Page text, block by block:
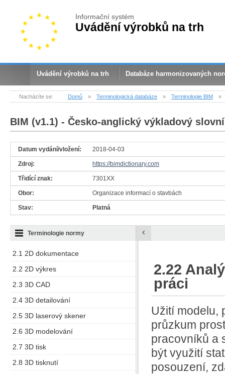
Informační systém
Uvádění výrobků na trh
Uvádění výrobků na trh Databáze harmonizovaných
Nacházíte se: Domů » Terminologická databáze » Terminologie BIM »
BIM (v1.1) - Česko-anglický výkladový
Datum vydání/vložení: 2018-04-03
Zdroj: https://bimdictionary.com
Třidící znak: 7301XX
Obor: Organizace informací o stavbách
Stav: Platná
2.1 2D dokumentace
2.2 2D výkres
2.3 3D CAD
2.4 3D detailování
2.5 3D laserový skener
2.6 3D modelování
2.7 3D tisk
2.8 3D tisknutí
Terminologie normy ‹
2.22
práci
Užití modelu,
průzkum
pracovníků a
být využití
posouzení,